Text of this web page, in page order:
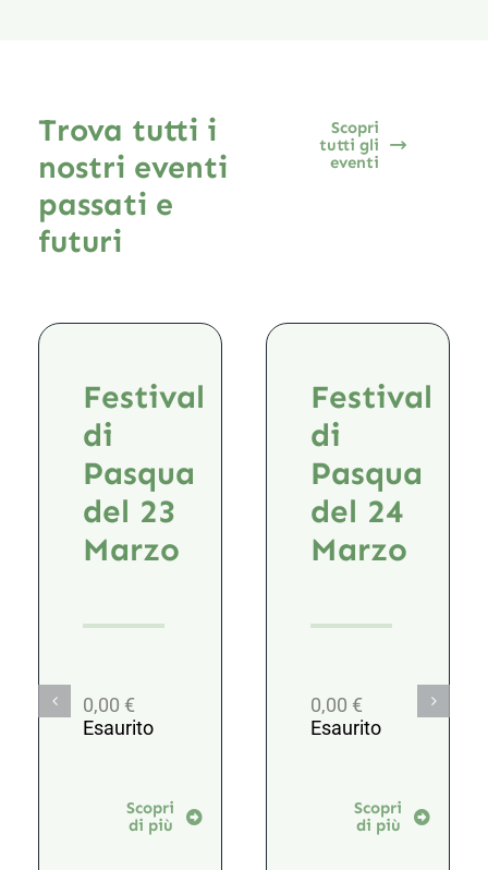
Trova tutti i
nostri eventi
passati e
futuri
Scopri
tutti gli
eventi
Festival
di
Pasqua
del 23
Marzo
0,00 €
Esaurito
Scopri
di più
Festival
di
Pasqua
del 24
Marzo
0,00 €
Esaurito
Scopri
di più